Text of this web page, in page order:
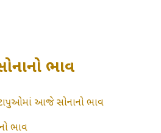
ભાવ
આજે સોનાનો ભાવ
ભાવ